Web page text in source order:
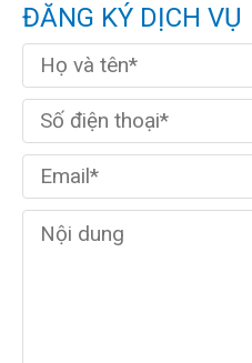
ĐĂNG KÝ DỊCH VỤ